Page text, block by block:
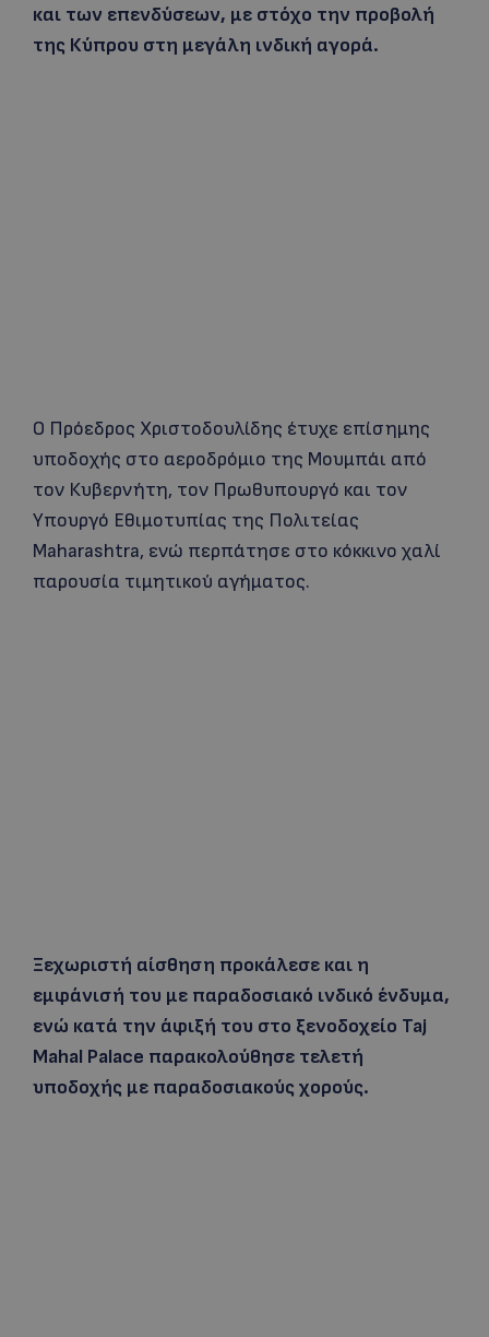
και των επενδύσεων, με στόχο την προβολή
της Κύπρου στη μεγάλη ινδική αγορά.
Ο Πρόεδρος Χριστοδουλίδης έτυχε επίσημης
υποδοχής στο αεροδρόμιο της Μουμπάι από
τον Κυβερνήτη, τον Πρωθυπουργό και τον
Υπουργό Εθιμοτυπίας της Πολιτείας
Maharashtra, ενώ περπάτησε στο κόκκινο χαλί
παρουσία τιμητικού αγήματος.
Ξεχωριστή αίσθηση προκάλεσε και η
εμφάνισή του με παραδοσιακό ινδικό ένδυμα,
ενώ κατά την άφιξή του στο ξενοδοχείο Taj
Mahal Palace παρακολούθησε τελετή
υποδοχής με παραδοσιακούς χορούς.